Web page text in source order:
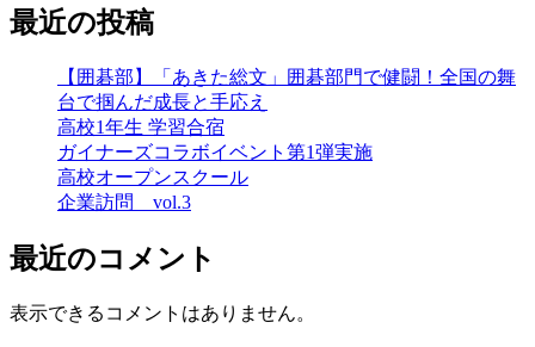
ビ
最近の投稿
【囲碁部】「あきた総文」囲碁部門で健闘！全国の舞
台で掴んだ成長と手応え
高校1年生 学習合宿
ガイナーズコラボイベント第1弾実施
高校オープンスクール
企業訪問 vol.3
最近のコメント
表示できるコメントはありません。